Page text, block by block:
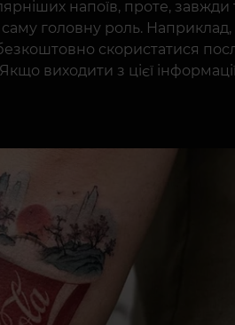
напоїв, проте, завжди
саму головну роль.
скористатися
виходити з цієї